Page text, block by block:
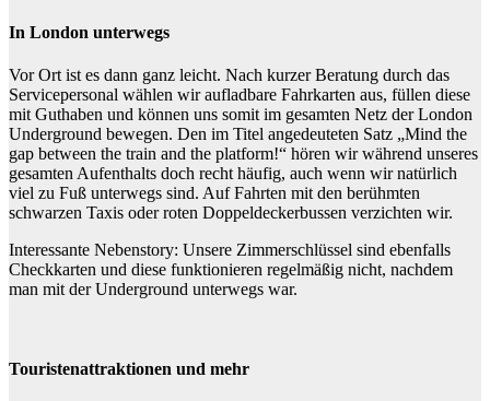
In London unterwegs
Vor Ort ist es dann ganz leicht. Nach kurzer Beratung durch das
Servicepersonal wählen wir aufladbare Fahrkarten aus, füllen diese
mit Guthaben und können uns somit im gesamten Netz der London
Underground bewegen. Den im Titel angedeuteten Satz „Mind the
gap between the train and the platform!“ hören wir während unseres
gesamten Aufenthalts doch recht häufig, auch wenn wir natürlich
viel zu Fuß unterwegs sind. Auf Fahrten mit den berühmten
schwarzen Taxis oder roten Doppeldeckerbussen verzichten wir.
Interessante Nebenstory: Unsere Zimmerschlüssel sind ebenfalls
Checkkarten und diese funktionieren regelmäßig nicht, nachdem
man mit der Underground unterwegs war.
Touristenattraktionen und mehr